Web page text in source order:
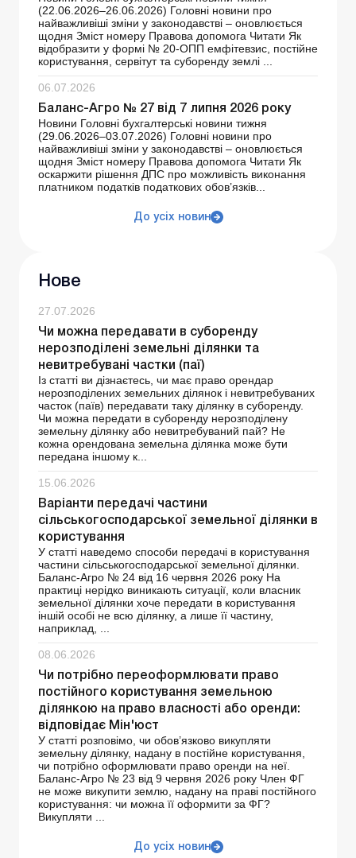
(22.06.2026–26.06.2026) Головні новини про
найважливіші зміни у законодавстві – оновлюється
щодня Зміст номеру Правова допомога Читати Як
відобразити у формі № 20-ОПП емфітевзис, постійне
користування, сервітут та суборенду землі ...
06.07.2026
Баланс-Агро № 27 від 7 липня 2026 року
Новини Головні бухгалтерські новини тижня
(29.06.2026–03.07.2026) Головні новини про
найважливіші зміни у законодавстві – оновлюється
щодня Зміст номеру Правова допомога Читати Як
оскаржити рішення ДПС про можливість виконання
платником податків податкових обов’язків...
До усіх новин
Нове
27.07.2026
Чи можна передавати в суборенду
нерозподілені земельні ділянки та
невитребувані частки (паї)
Із статті ви дізнаєтесь, чи має право орендар
нерозподілених земельних ділянок і невитребуваних
часток (паїв) передавати таку ділянку в суборенду.
Чи можна передати в суборенду нерозподілену
земельну ділянку або невитребуваний пай? Не
кожна орендована земельна ділянка може бути
передана іншому к...
15.06.2026
Варіанти передачі частини
сільськогосподарської земельної ділянки в
користування
У статті наведемо способи передачі в користування
частини сільськогосподарської земельної ділянки.
Баланс-Агро № 24 від 16 червня 2026 року На
практиці нерідко виникають ситуації, коли власник
земельної ділянки хоче передати в користування
іншій особі не всю ділянку, а лише її частину,
наприклад, ...
08.06.2026
Чи потрібно переоформлювати право
постійного користування земельною
ділянкою на право власності або оренди:
відповідає Мін'юст
У статті розповімо, чи обов’язково викупляти
земельну ділянку, надану в постійне користування,
чи потрібно оформлювати право оренди на неї.
Баланс-Агро № 23 від 9 червня 2026 року Член ФГ
не може викупити землю, надану на праві постійного
користування: чи можна її оформити за ФГ?
Викупляти ...
До усіх новин